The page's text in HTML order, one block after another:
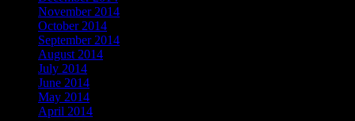
November 2014
October 2014
September 2014
August 2014
July 2014
June 2014
May 2014
April 2014